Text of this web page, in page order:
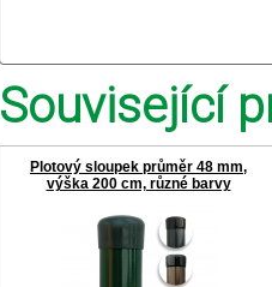
Související
Plotový sloupek průměr 48 mm,
výška 200 cm, různé barvy